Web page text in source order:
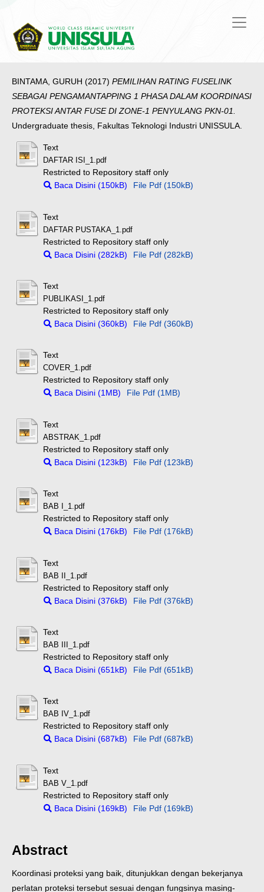
BINTAMA, GURUH (2017) PEMILIHAN RATING FUSELINK
SEBAGAI PENGAMANTAPPING 1 PHASA DALAM KOORDINASI
PROTEKSI ANTAR FUSE DI ZONE-1 PENYULANG PKN-01.
Undergraduate thesis, Fakultas Teknologi Industri UNISSULA.
Text
DAFTAR ISI_1.pdf
Restricted to Repository staff only
Baca Disini (150kB)
File Pdf (150kB)
Text
DAFTAR PUSTAKA_1.pdf
Restricted to Repository staff only
Baca Disini (282kB)
File Pdf (282kB)
Text
PUBLIKASI_1.pdf
Restricted to Repository staff only
Baca Disini (360kB)
File Pdf (360kB)
Text
COVER_1.pdf
Restricted to Repository staff only
Baca Disini (1MB)
File Pdf (1MB)
Text
ABSTRAK_1.pdf
Restricted to Repository staff only
Baca Disini (123kB)
File Pdf (123kB)
Text
BAB I_1.pdf
Restricted to Repository staff only
Baca Disini (176kB)
File Pdf (176kB)
Text
BAB II_1.pdf
Restricted to Repository staff only
Baca Disini (376kB)
File Pdf (376kB)
Text
BAB III_1.pdf
Restricted to Repository staff only
Baca Disini (651kB)
File Pdf (651kB)
Text
BAB IV_1.pdf
Restricted to Repository staff only
Baca Disini (687kB)
File Pdf (687kB)
Text
BAB V_1.pdf
Restricted to Repository staff only
Baca Disini (169kB)
File Pdf (169kB)
Abstract
Koordinasi proteksi yang baik, ditunjukkan dengan bekerjanya
perlatan proteksi tersebut sesuai dengan fungsinya masing-